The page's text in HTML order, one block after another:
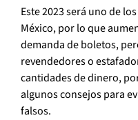
Este 2023 será uno de
México, por lo que
demanda de boletos,
revendedores o
cantidades de dinero,
algunos consejos para
falsos.